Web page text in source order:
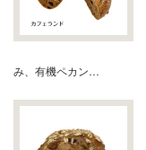
み、有機ペカン…